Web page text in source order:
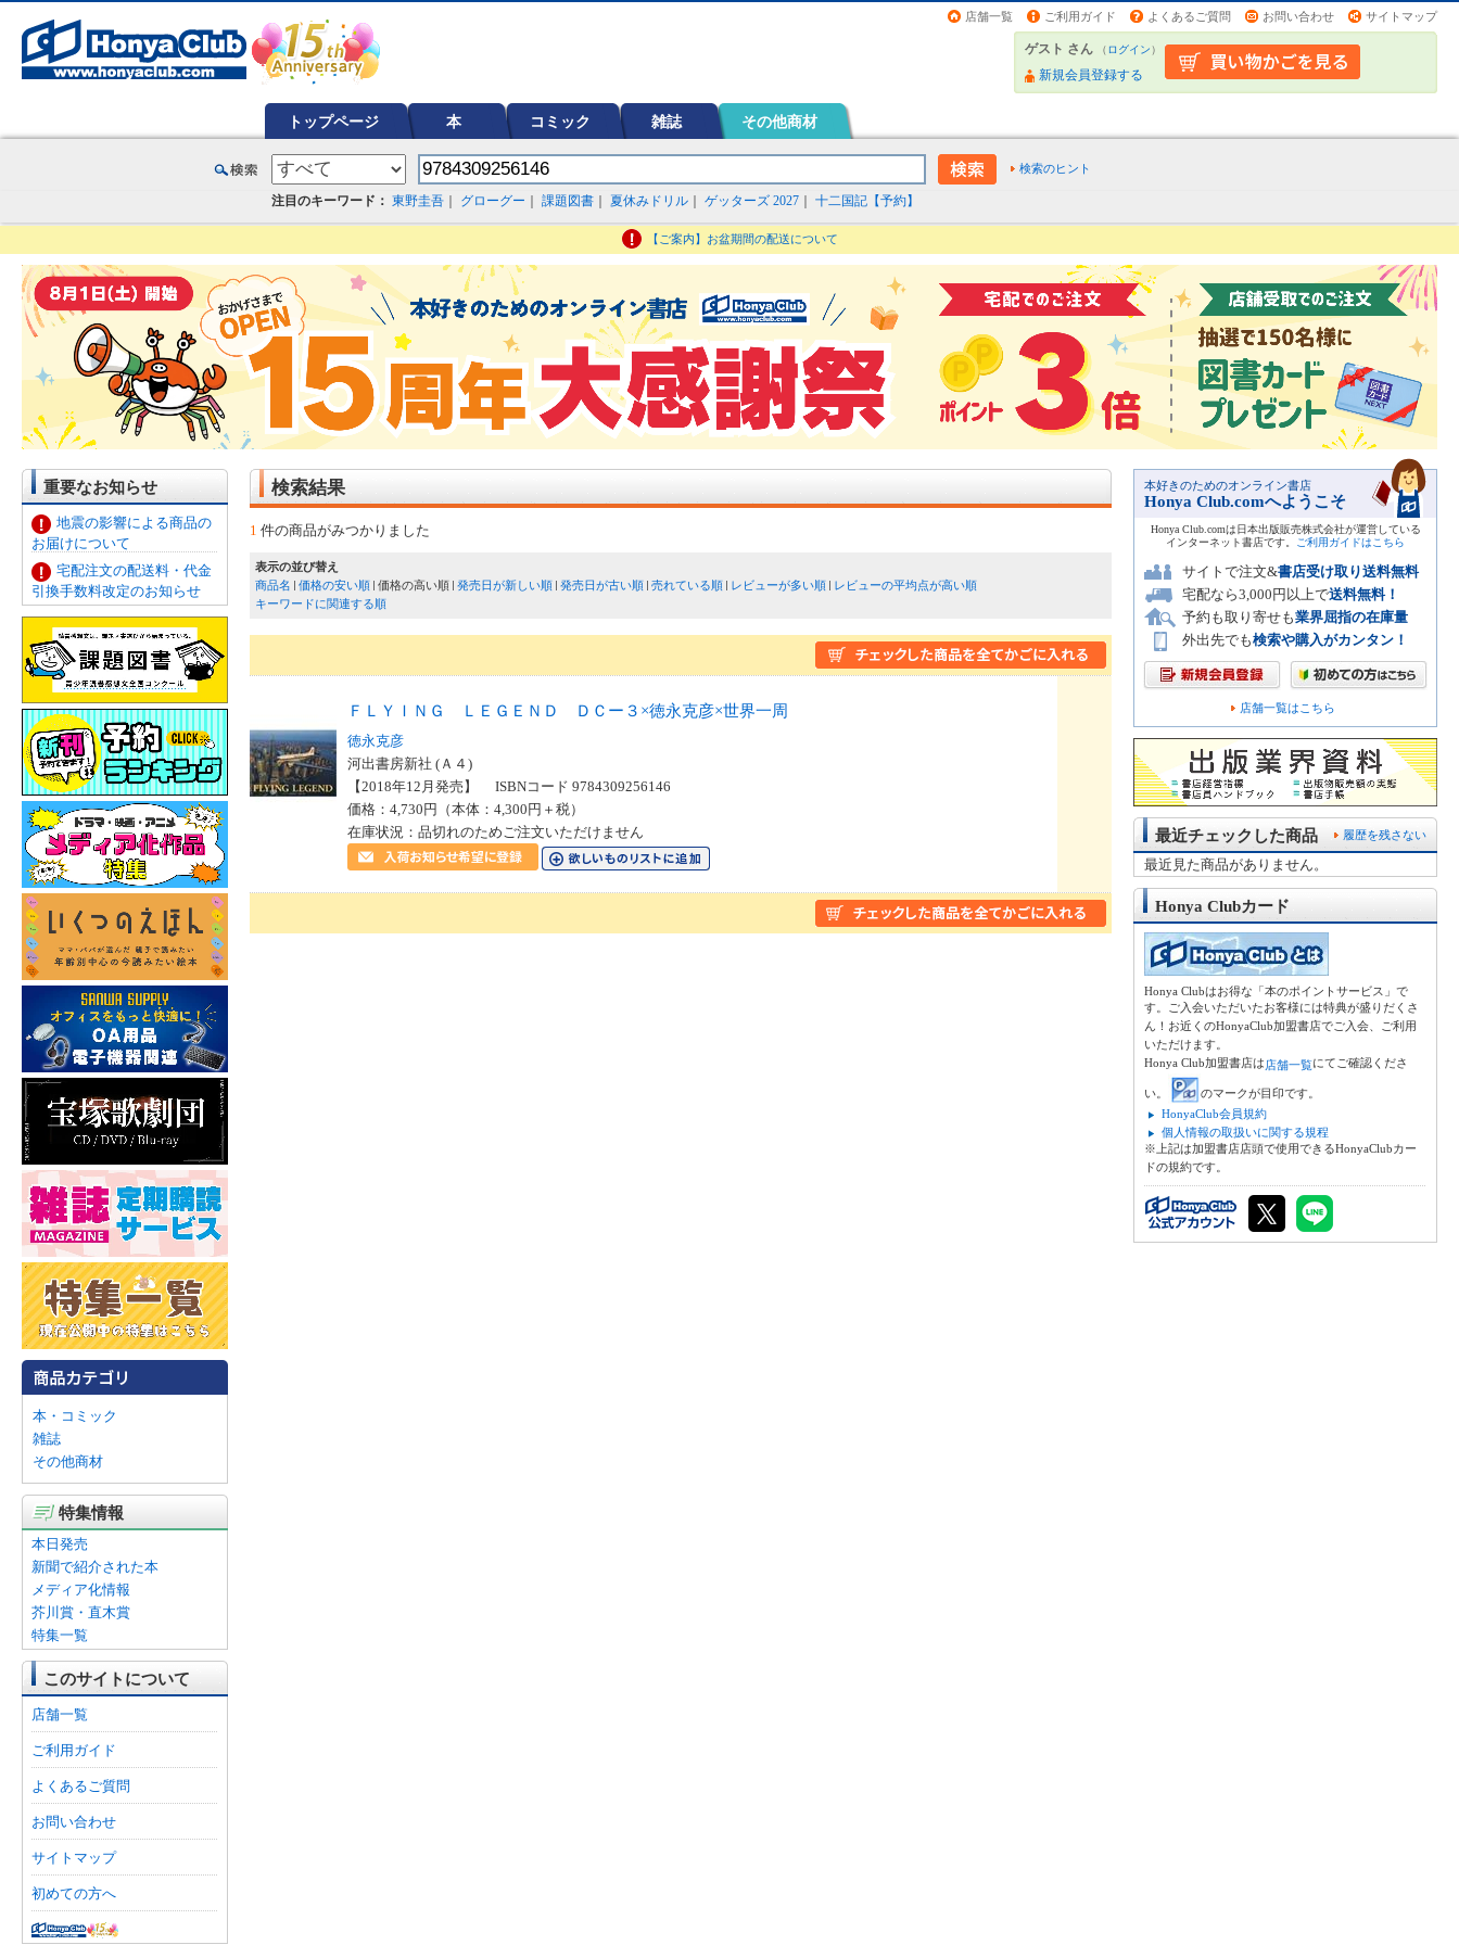
店舗一覧 ご利用ガイド よくあるご質問 お問い合わせ サイトマップ
ゲスト さん （ログイン）
新規会員登録する
トップページ 本 コミック 雑誌 その他商材
検索のヒント
注目のキーワード： 東野圭吾 グローグー 課題図書 夏休みドリル ゲッターズ 2027 十二国記【予約】
【ご案内】お盆期間の配送について
重要なお知らせ
地震の影響による商品の
お届けについて
宅配注文の配送料・代金
引換手数料改定のお知らせ
本・コミック
雑誌
その他商材
特集情報
本日発売
新聞で紹介された本
メディア化情報
芥川賞・直木賞
特集一覧
このサイトについて
店舗一覧
ご利用ガイド
よくあるご質問
お問い合わせ
サイトマップ
初めての方へ
検索結果
1 件の商品がみつかりました
表示の並び替え
商品名
価格の安い順 価格の高い順 発売日が新しい順 発売日が古い順 売れている順 レビューが多い順
レビューの平均点が高い順
キーワードに関連する順
ＦＬＹＩＮＧ ＬＥＧＥＮＤ ＤＣー３×徳永克彦×世界一周
徳永克彦
河出書房新社 (Ａ４)
【2018年12月発売】 ISBNコード 9784309256146
価格：4,730円（本体：4,300円＋税）
在庫状況：品切れのためご注文いただけません
本好きのためのオンライン書店
Honya Club.comへようこそ
Honya Club.comは日本出版販売株式会社が運営している
インターネット書店です。
ご利用ガイドはこちら
サイトで注文&書店受け取り送料無料
宅配なら3,000円以上で送料無料！
予約も取り寄せも業界屈指の在庫量
外出先でも検索や購入がカンタン！
店舗一覧はこちら
履歴を残さない
最近チェックした商品
最近見た商品がありません。
Honya Clubカード
Honya Clubはお得な「本のポイントサービス」で
す。ご入会いただいたお客様には特典が盛りだくさ
ん！お近くのHonyaClub加盟書店でご入会、ご利用
いただけます。
Honya Club加盟書店は店舗一覧にてご確認くださ
い。
のマークが目印です。
HonyaClub会員規約
個人情報の取扱いに関する規程
※上記は加盟書店店頭で使用できるHonyaClubカー
ドの規約です。